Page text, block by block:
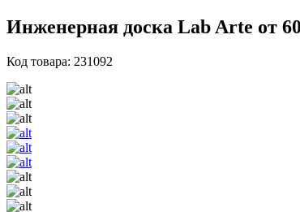
Инженерная доска Lab Arte от
Код товара: 231092